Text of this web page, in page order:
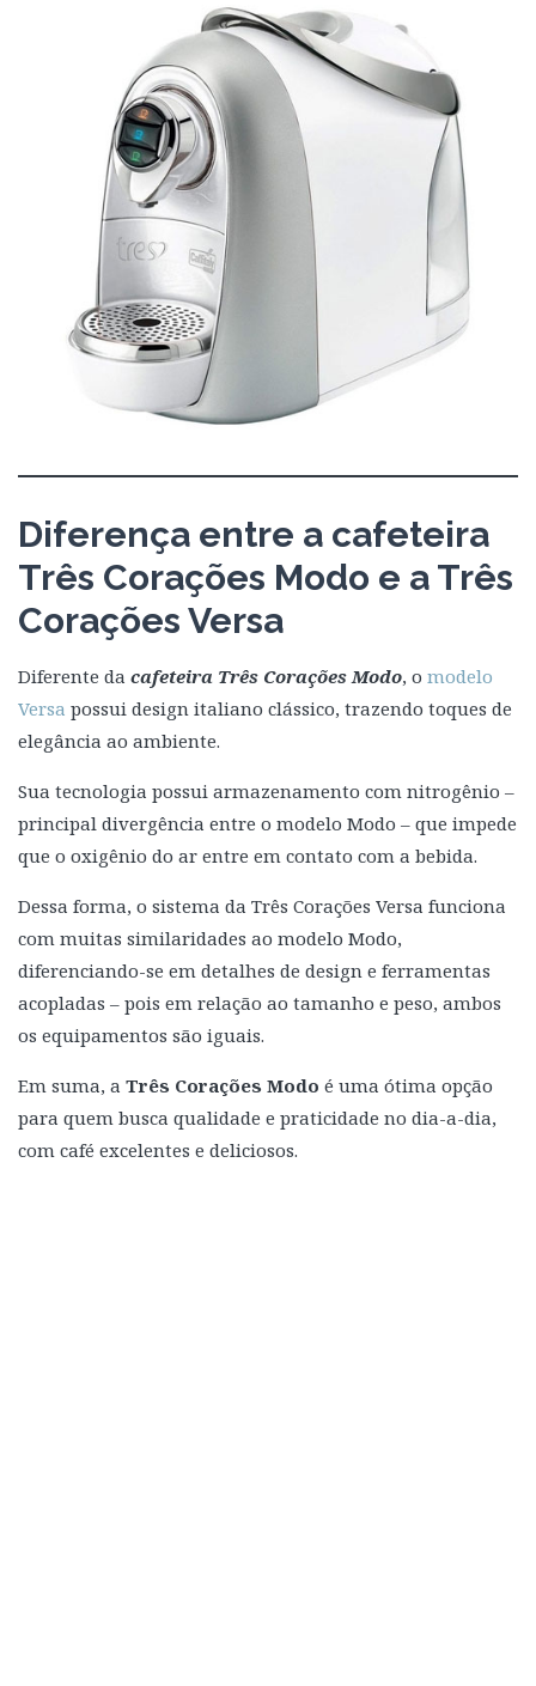
Diferença entre a cafeteira
Três Corações Modo e a Três
Corações Versa
Diferente da cafeteira Três Corações Modo, o modelo
Versa possui design italiano clássico, trazendo toques de
elegância ao ambiente.
Sua tecnologia possui armazenamento com nitrogênio –
principal divergência entre o modelo Modo – que impede
que o oxigênio do ar entre em contato com a bebida.
Dessa forma, o sistema da Três Corações Versa funciona
com muitas similaridades ao modelo Modo,
diferenciando-se em detalhes de design e ferramentas
acopladas – pois em relação ao tamanho e peso, ambos
os equipamentos são iguais.
Em suma, a Três Corações Modo é uma ótima opção
para quem busca qualidade e praticidade no dia-a-dia,
com café excelentes e deliciosos.